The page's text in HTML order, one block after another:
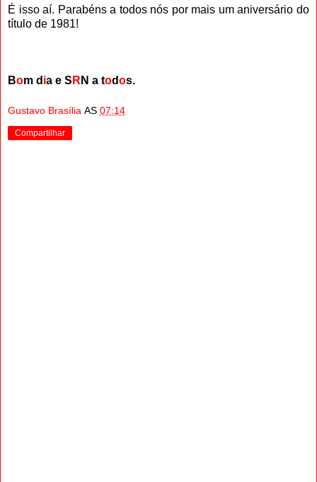
É isso aí. Parabéns a todos nós por mais um aniversário do
título de 1981!
Bom d ia e S R N a todos.
Gustavo Brasília AS 07:14
Compartilhar